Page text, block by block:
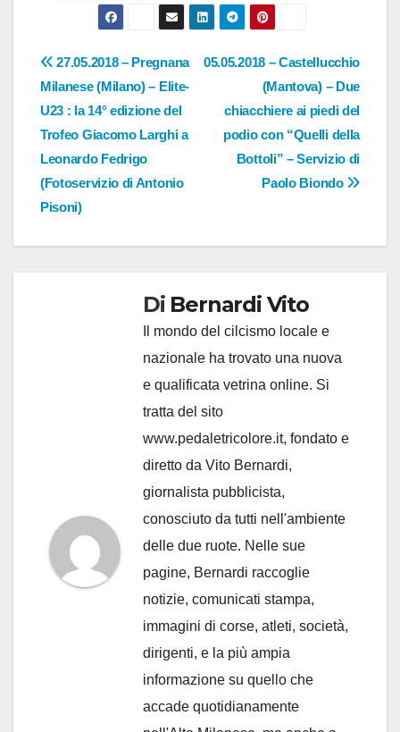
Navigazione
articoli
05.05.2018 – Castellucchio
(Mantova) – Due
chiacchiere ai piedi del
podio con “Quelli della
Bottoli” – Servizio di
Paolo Biondo
27.05.2018 – Pregnana
Milanese (Milano) – Elite-
U23 : la 14° edizione del
Trofeo Giacomo Larghi a
Leonardo Fedrigo
(Fotoservizio di Antonio
Pisoni)
Di Bernardi Vito
Il mondo del cilcismo locale e
nazionale ha trovato una nuova
e qualificata vetrina online. Si
tratta del sito
www.pedaletricolore.it, fondato e
diretto da Vito Bernardi,
giornalista pubblicista,
conosciuto da tutti nell'ambiente
delle due ruote. Nelle sue
pagine, Bernardi raccoglie
notizie, comunicati stampa,
immagini di corse, atleti, società,
dirigenti, e la più ampia
informazione su quello che
accade quotidianamente